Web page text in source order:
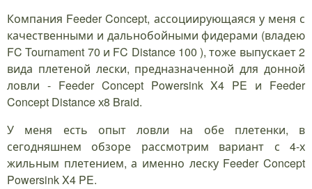
Компания Feeder Concept, ассоциирующаяся у меня с
качественными и дальнобойными фидерами (владею
FC Tournament 70 и FC Distance 100 ), тоже выпускает 2
вида плетеной лески, предназначенной для донной
ловли - Feeder Concept Powersink X4 PE и Feeder
Concept Distance х8 Braid.
У меня есть опыт ловли на обе плетенки, в
сегодняшнем обзоре рассмотрим вариант с 4-х
жильным плетением, а именно леску Feeder Concept
Powersink X4 PE.